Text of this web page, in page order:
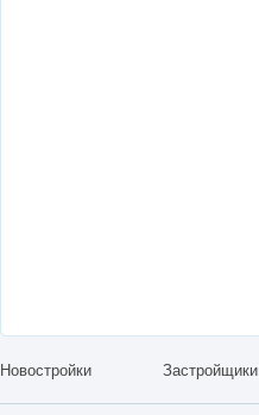
Новостройки Застройщики